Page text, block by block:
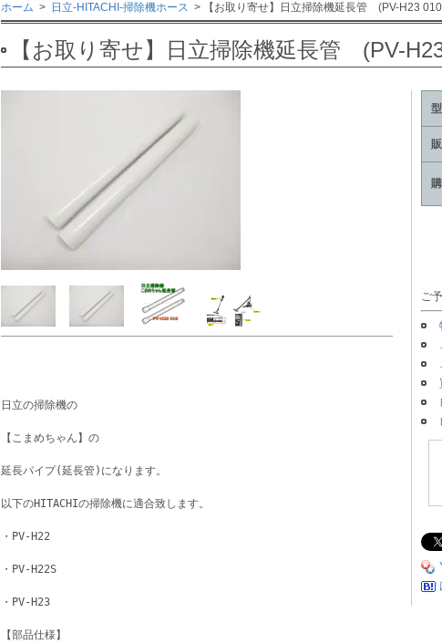
ホーム > 日立-HITACHI-掃除機ホース > 【お取り寄せ】日立掃除機延長管 (PV-H23
【お取り寄せ】日立掃除機延長管 (PV-
日立の掃除機の
【こまめちゃん】の
延長パイプ(延長管)になります。
以下のHITACHIの掃除機に適合致します。
・PV-H22
・PV-H22S
・PV-H23
【部品仕様】
ご